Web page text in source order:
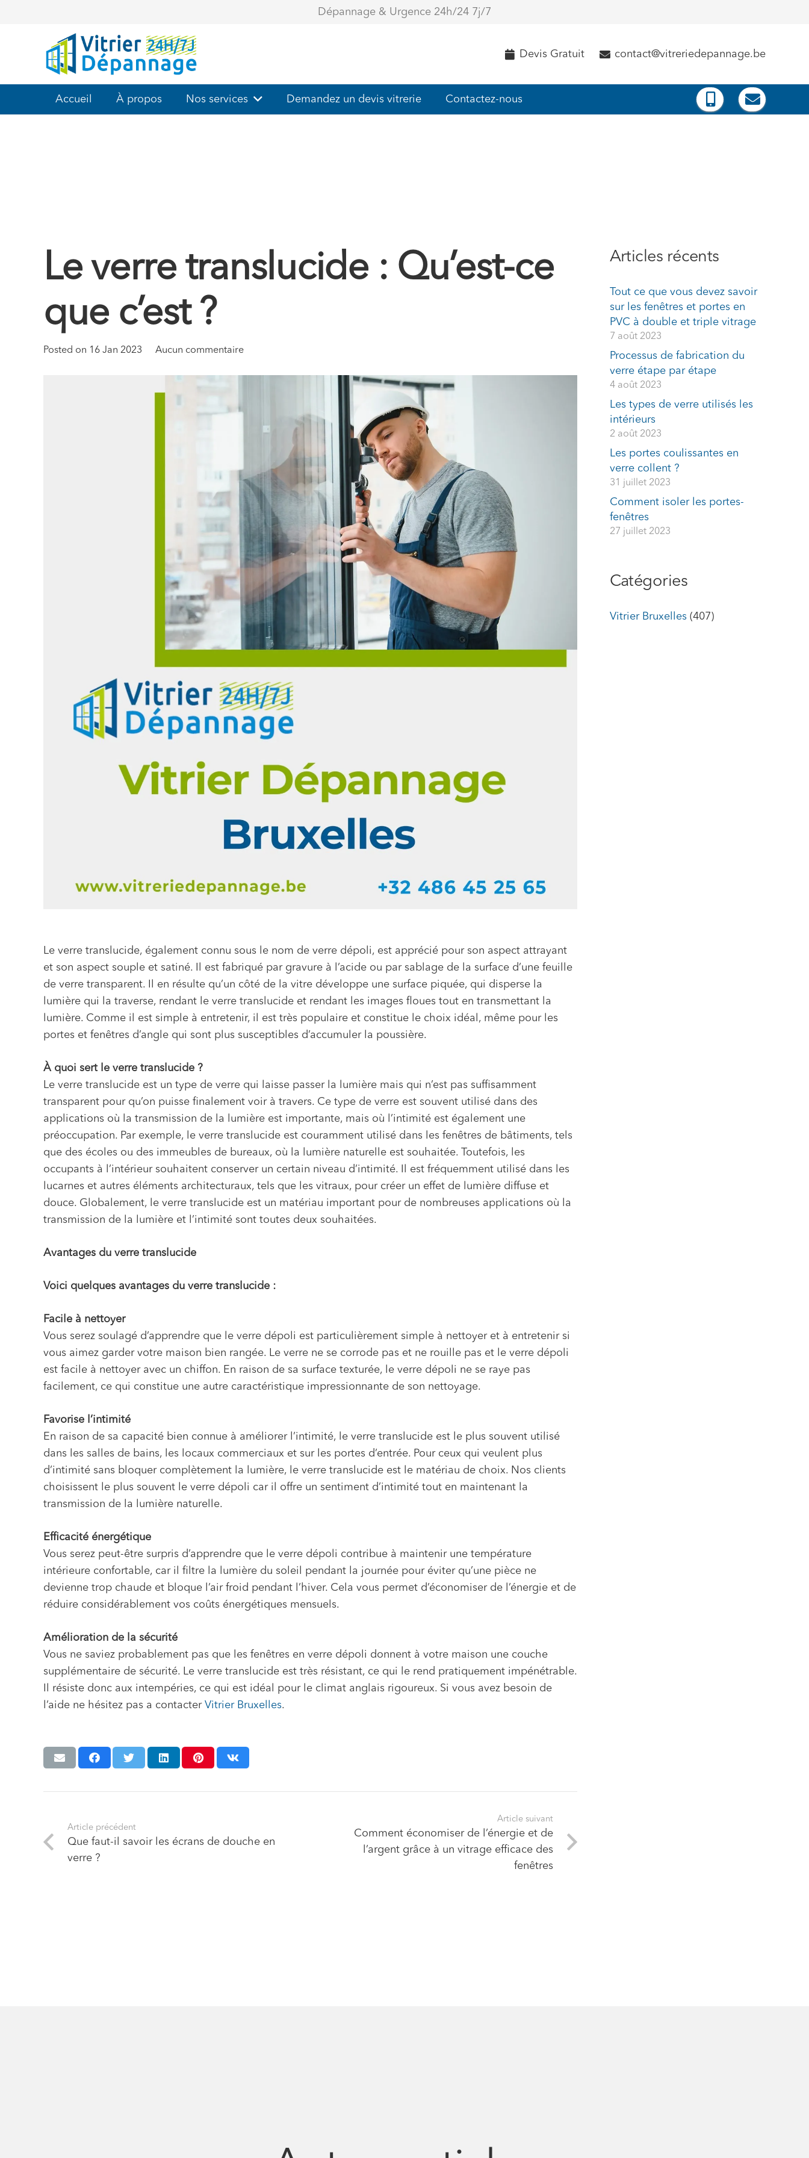
Dépannage & Urgence 24h/24 7j/7
Devis Gratuit contact@vitreriedepannage.be
Accueil À propos Nos services Demandez un devis vitrerie Contactez-nous
Le verre translucide : Qu’est-ce
que c’est ?
Posted on 16 Jan 2023 Aucun commentaire
Le verre translucide, également connu sous le nom de verre dépoli, est apprécié pour son aspect attrayant
et son aspect souple et satiné. Il est fabriqué par gravure à l’acide ou par sablage de la surface d’une feuille
de verre transparent. Il en résulte qu’un côté de la vitre développe une surface piquée, qui disperse la
lumière qui la traverse, rendant le verre translucide et rendant les images floues tout en transmettant la
lumière. Comme il est simple à entretenir, il est très populaire et constitue le choix idéal, même pour les
portes et fenêtres d’angle qui sont plus susceptibles d’accumuler la poussière.
À quoi sert le verre translucide ?
Le verre translucide est un type de verre qui laisse passer la lumière mais qui n’est pas suffisamment
transparent pour qu’on puisse finalement voir à travers. Ce type de verre est souvent utilisé dans des
applications où la transmission de la lumière est importante, mais où l’intimité est également une
préoccupation. Par exemple, le verre translucide est couramment utilisé dans les fenêtres de bâtiments, tels
que des écoles ou des immeubles de bureaux, où la lumière naturelle est souhaitée. Toutefois, les
occupants à l’intérieur souhaitent conserver un certain niveau d’intimité. Il est fréquemment utilisé dans les
lucarnes et autres éléments architecturaux, tels que les vitraux, pour créer un effet de lumière diffuse et
douce. Globalement, le verre translucide est un matériau important pour de nombreuses applications où la
transmission de la lumière et l’intimité sont toutes deux souhaitées.
Avantages du verre translucide
Voici quelques avantages du verre translucide :
Facile à nettoyer
Vous serez soulagé d’apprendre que le verre dépoli est particulièrement simple à nettoyer et à entretenir si
vous aimez garder votre maison bien rangée. Le verre ne se corrode pas et ne rouille pas et le verre dépoli
est facile à nettoyer avec un chiffon. En raison de sa surface texturée, le verre dépoli ne se raye pas
facilement, ce qui constitue une autre caractéristique impressionnante de son nettoyage.
Favorise l’intimité
En raison de sa capacité bien connue à améliorer l’intimité, le verre translucide est le plus souvent utilisé
dans les salles de bains, les locaux commerciaux et sur les portes d’entrée. Pour ceux qui veulent plus
d’intimité sans bloquer complètement la lumière, le verre translucide est le matériau de choix. Nos clients
choisissent le plus souvent le verre dépoli car il offre un sentiment d’intimité tout en maintenant la
transmission de la lumière naturelle.
Efficacité énergétique
Vous serez peut-être surpris d’apprendre que le verre dépoli contribue à maintenir une température
intérieure confortable, car il filtre la lumière du soleil pendant la journée pour éviter qu’une pièce ne
devienne trop chaude et bloque l’air froid pendant l’hiver. Cela vous permet d’économiser de l’énergie et de
réduire considérablement vos coûts énergétiques mensuels.
Amélioration de la sécurité
Vous ne saviez probablement pas que les fenêtres en verre dépoli donnent à votre maison une couche
supplémentaire de sécurité. Le verre translucide est très résistant, ce qui le rend pratiquement impénétrable.
Il résiste donc aux intempéries, ce qui est idéal pour le climat anglais rigoureux. Si vous avez besoin de
l’aide ne hésitez pas a contacter Vitrier Bruxelles.
Article précédent
Que faut-il savoir les écrans de douche en
verre ?
Article suivant
Comment économiser de l’énergie et de
l’argent grâce à un vitrage efficace des
fenêtres
Articles récents
Tout ce que vous devez savoir
sur les fenêtres et portes en
PVC à double et triple vitrage
7 août 2023
Processus de fabrication du
verre étape par étape
4 août 2023
Les types de verre utilisés les
intérieurs
2 août 2023
Les portes coulissantes en
verre collent ?
31 juillet 2023
Comment isoler les portes-
fenêtres
27 juillet 2023
Catégories
Vitrier Bruxelles(407)